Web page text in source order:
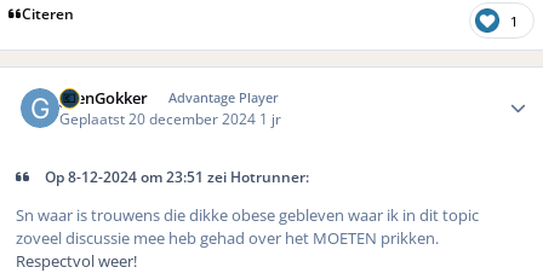
Citeren 1
geenGokker Advantage Player
Geplaatst 20 december 2024 1 jr
Op 8-12-2024 om 23:51 zei Hotrunner:
Sn waar is trouwens die dikke obese gebleven waar ik in dit topic
zoveel discussie mee heb gehad over het MOETEN prikken.
Respectvol weer!